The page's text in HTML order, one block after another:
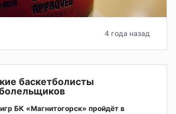
4 года назад
баскетболисты
БК «Магнитогорск» пройдёт в